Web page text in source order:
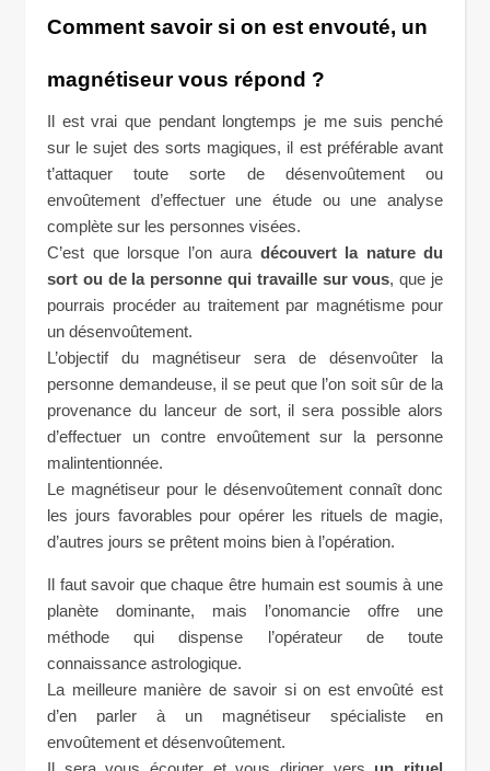
Comment savoir si on est envouté, un
magnétiseur vous répond ?
Il est vrai que pendant longtemps je me suis penché
sur le sujet des sorts magiques, il est préférable avant
t’attaquer toute sorte de désenvoûtement ou
envoûtement d’effectuer une étude ou une analyse
complète sur les personnes visées.
C’est que lorsque l’on aura découvert la nature du
sort ou de la personne qui travaille sur vous, que je
pourrais procéder au traitement par magnétisme pour
un désenvoûtement.
L’objectif du magnétiseur sera de désenvoûter la
personne demandeuse, il se peut que l’on soit sûr de la
provenance du lanceur de sort, il sera possible alors
d’effectuer un contre envoûtement sur la personne
malintentionnée.
Le magnétiseur pour le désenvoûtement connaît donc
les jours favorables pour opérer les rituels de magie,
d’autres jours se prêtent moins bien à l’opération.
Il faut savoir que chaque être humain est soumis à une
planète dominante, mais l’onomancie offre une
méthode qui dispense l’opérateur de toute
connaissance astrologique.
La meilleure manière de savoir si on est envoûté est
d’en parler à un magnétiseur spécialiste en
envoûtement et désenvoûtement.